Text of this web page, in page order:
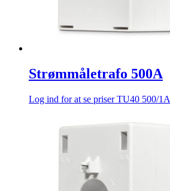
Strømmåletrafo 500A
Log ind for at se priserTU40 500/1A